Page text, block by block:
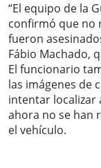
“El equipo de la
confirmó que no
fueron
Fábio Machado,
El funcionario
las imágenes de
intentar localizar
ahora no se han
el vehículo.